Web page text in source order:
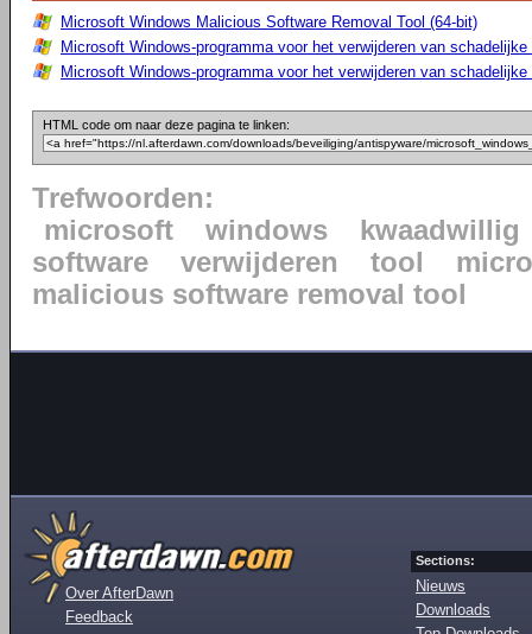
Microsoft Windows Malicious Software Removal Tool (64-bit)
Microsoft Windows-programma voor het verwijderen van
Microsoft Windows-programma voor het verwijderen van
HTML code om naar deze pagina te linken:
Trefwoorden:
microsoft
windows
kwaadwillig
software
verwijderen tool
malicious software removal tool
Over AfterDawn
Feedback
Sections:
Nieuws
Downloads